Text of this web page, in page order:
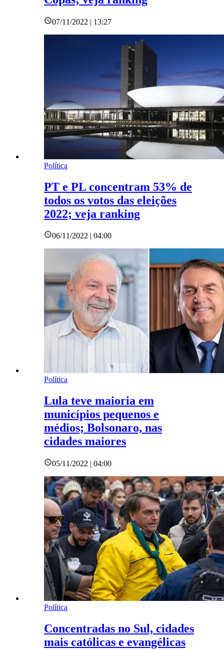
07/11/2022 | 13:27
Política
PT e PL concentram 53% de
todos os votos das eleições
2022; veja ranking
06/11/2022 | 04:00
Política
Lula teve maioria em
municípios pequenos e
médios; Bolsonaro, nas
cidades maiores
05/11/2022 | 04:00
Política
Concentradas no Sul, cidades
mais católicas e evangélicas